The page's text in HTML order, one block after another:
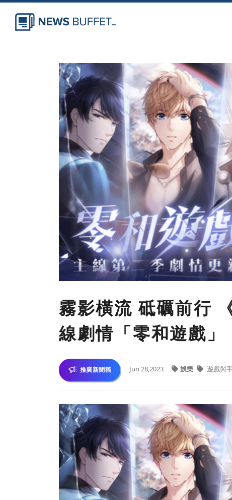
霧影橫流 砥礪前行
線劇情「零和遊戲」
推廣新聞稿 Jun 28,2023 娛樂 遊戲與